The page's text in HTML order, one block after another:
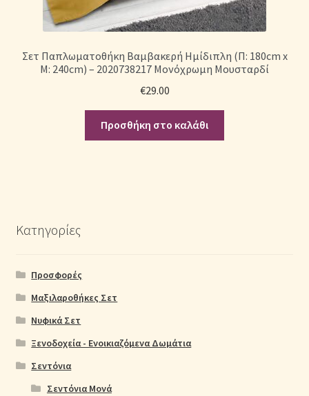
Σετ Παπλωματοθήκη Βαμβακερή Ημίδιπλη (Π: 180cm x
Μ: 240cm) – 2020738217 Μονόχρωμη Μουσταρδί
€29.00
Προσθήκη στο καλάθι
Κατηγορίες
Προσφορές
Μαξιλαροθήκες Σετ
Νυφικά Σετ
Ξενοδοχεία - Ενοικιαζόμενα Δωμάτια
Σεντόνια
Σεντόνια Μονά